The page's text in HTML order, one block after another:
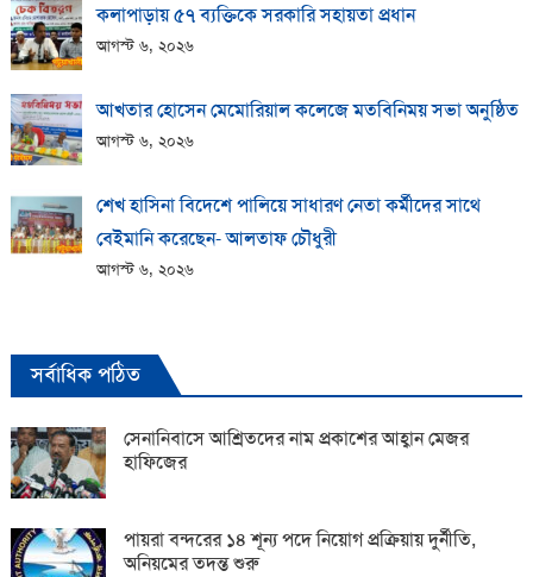
কলাপাড়ায় ​৫৭ ব্যক্তিকে সরকারি সহায়তা প্রধান
আগস্ট ৬, ২০২৬
আখতার হোসেন মেমোরিয়াল কলেজে মতবিনিময় সভা অনুষ্ঠিত
আগস্ট ৬, ২০২৬
শেখ হাসিনা বিদেশে পালিয়ে সাধারণ নেতা কর্মীদের সাথে
বেইমানি করেছেন- আলতাফ চৌধুরী
আগস্ট ৬, ২০২৬
সর্বাধিক পঠিত
সেনানিবাসে আশ্রিতদের নাম প্রকাশের আহ্বান মেজর
হাফিজের
পায়রা বন্দরের ১৪ শূন্য পদে নিয়োগ প্রক্রিয়ায় দুর্নীতি,
অনিয়মের তদন্ত শুরু